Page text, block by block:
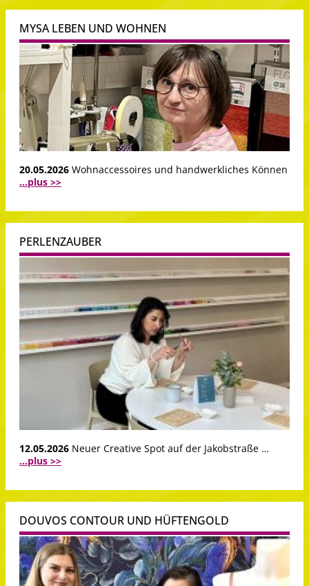
MYSA LEBEN UND WOHNEN
20.05.2026 Wohnaccessoires und handwerkliches Können
...plus >>
PERLENZAUBER
12.05.2026 Neuer Creative Spot auf der Jakobstraße …
...plus >>
DOUVOS CONTOUR UND HÜFTENGOLD